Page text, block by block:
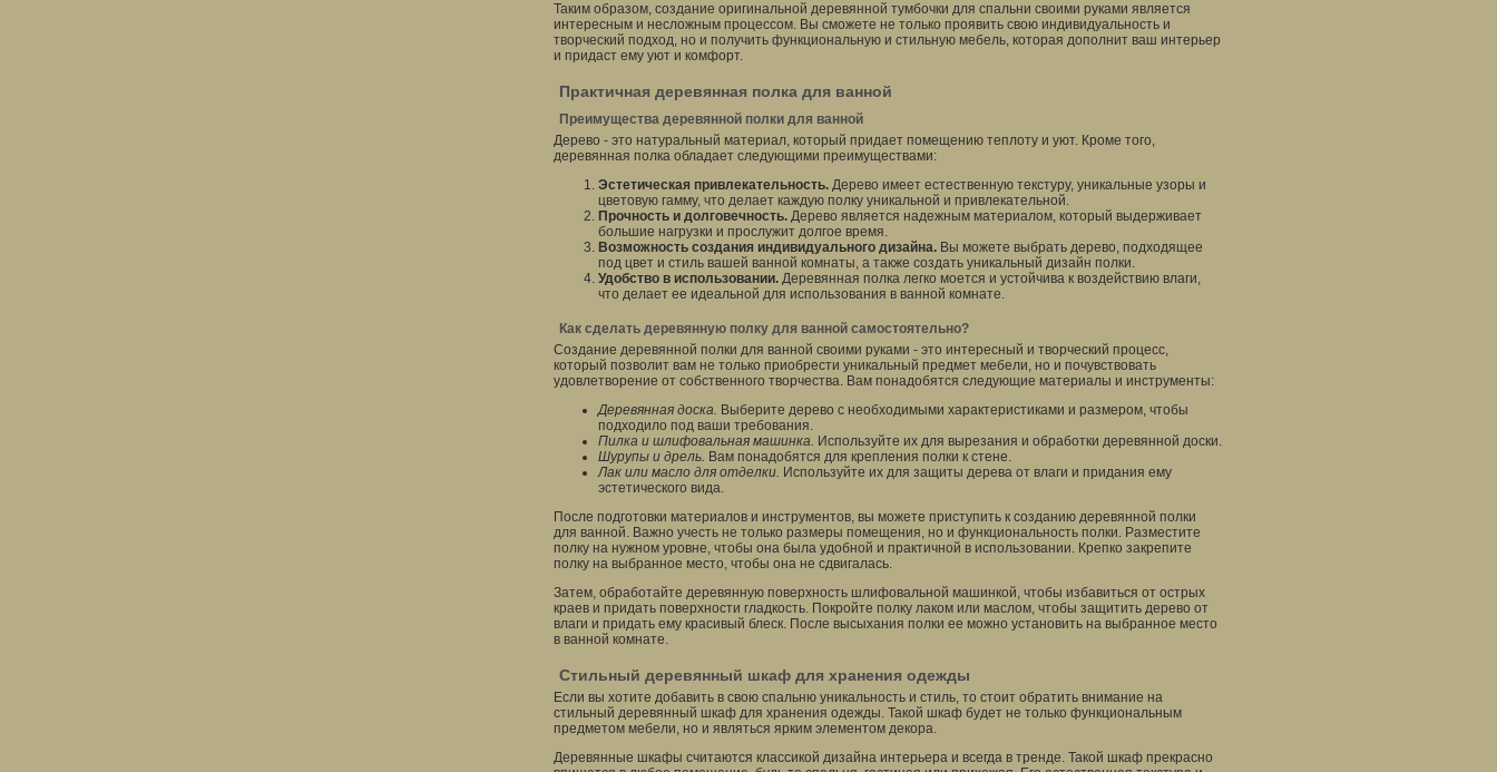
Таким образом, создание оригинальной деревянной тумбочки для спальни своими руками является
интересным и несложным процессом. Вы сможете не только проявить свою индивидуальность и
творческий подход, но и получить функциональную и стильную мебель, которая дополнит ваш интерьер
и придаст ему уют и комфорт.
Практичная деревянная полка для ванной
Преимущества деревянной полки для ванной
Дерево - это натуральный материал, который придает помещению теплоту и уют. Кроме того,
деревянная полка обладает следующими преимуществами:
Эстетическая привлекательность. Дерево имеет естественную текстуру, уникальные узоры и
цветовую гамму, что делает каждую полку уникальной и привлекательной.
Прочность и долговечность. Дерево является надежным материалом, который выдерживает
большие нагрузки и прослужит долгое время.
Возможность создания индивидуального дизайна. Вы можете выбрать дерево, подходящее
под цвет и стиль вашей ванной комнаты, а также создать уникальный дизайн полки.
Удобство в использовании. Деревянная полка легко моется и устойчива к воздействию влаги,
что делает ее идеальной для использования в ванной комнате.
Как сделать деревянную полку для ванной самостоятельно?
Создание деревянной полки для ванной своими руками - это интересный и творческий процесс,
который позволит вам не только приобрести уникальный предмет мебели, но и почувствовать
удовлетворение от собственного творчества. Вам понадобятся следующие материалы и инструменты:
Деревянная доска. Выберите дерево с необходимыми характеристиками и размером, чтобы
подходило под ваши требования.
Пилка и шлифовальная машинка. Используйте их для вырезания и обработки деревянной доски.
Шурупы и дрель. Вам понадобятся для крепления полки к стене.
Лак или масло для отделки. Используйте их для защиты дерева от влаги и придания ему
эстетического вида.
После подготовки материалов и инструментов, вы можете приступить к созданию деревянной полки
для ванной. Важно учесть не только размеры помещения, но и функциональность полки. Разместите
полку на нужном уровне, чтобы она была удобной и практичной в использовании. Крепко закрепите
полку на выбранное место, чтобы она не сдвигалась.
Затем, обработайте деревянную поверхность шлифовальной машинкой, чтобы избавиться от острых
краев и придать поверхности гладкость. Покройте полку лаком или маслом, чтобы защитить дерево от
влаги и придать ему красивый блеск. После высыхания полки ее можно установить на выбранное место
в ванной комнате.
Стильный деревянный шкаф для хранения одежды
Если вы хотите добавить в свою спальню уникальность и стиль, то стоит обратить внимание на
стильный деревянный шкаф для хранения одежды. Такой шкаф будет не только функциональным
предметом мебели, но и являться ярким элементом декора.
Деревянные шкафы считаются классикой дизайна интерьера и всегда в тренде. Такой шкаф прекрасно